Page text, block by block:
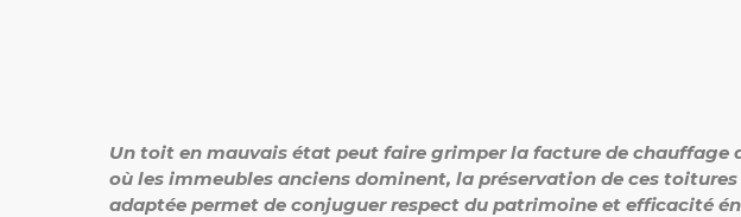
Un toit en mauvais état peut faire grimper la facture de chauffage
où les immeubles anciens dominent, la préservation de ces
adaptée permet de conjuguer respect du patrimoine et efficacité